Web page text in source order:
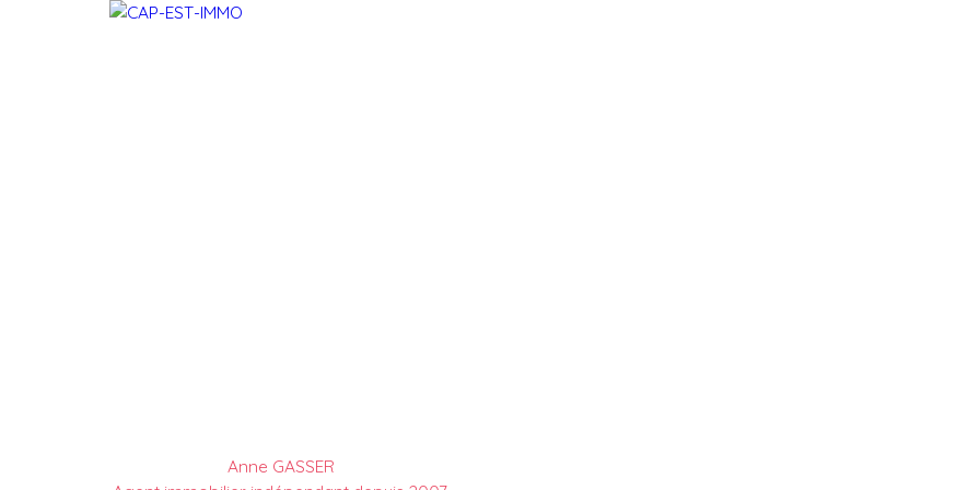
Anne GASSER